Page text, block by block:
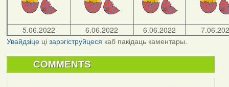
5.06.2022 6.06.2022 6.06.2022
Увайдзіцеці зарэгіструйцеся каб пакідаць каментары.
COMMENTS